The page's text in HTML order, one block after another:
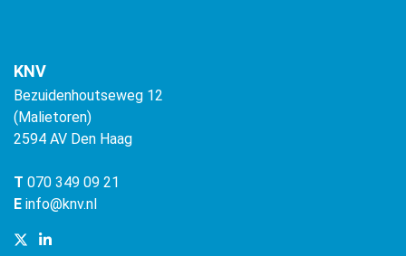
KNV
Bezuidenhoutseweg 12
(Malietoren)
2594 AV Den Haag
T 070 349 09 21
E info@knv.nl